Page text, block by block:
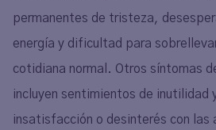
permanentes de tristeza,
energía y dificultad para
cotidiana normal. Otros síntomas
incluyen sentimientos de inutilidad
insatisfacción o desinterés con las